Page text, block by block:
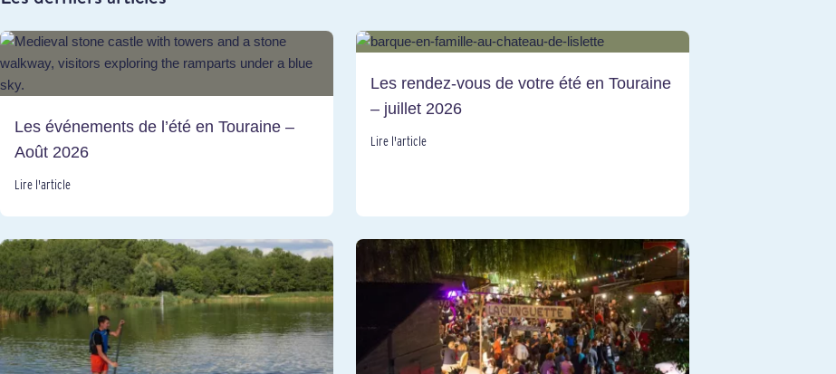
Les événements de l’été en Touraine –
Août 2026
Lire l'article
Les rendez-vous de votre été en Touraine
– juillet 2026
Lire l'article